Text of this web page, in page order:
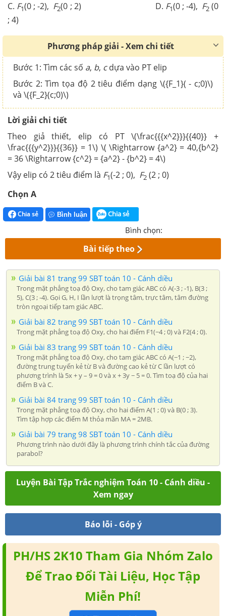
C. F1(0 ; -2), F2(0 ; 2) D. F1(0 ; -4), F2(0
; 4)
Phương pháp giải - Xem chi tiết
Bước 1: Tìm các số a, b, cdựa vào PT elip
Bước 2: Tìm tọa độ 2 tiêu điểm dạng \({F_1}( - c;0)\)
và \({F_2}(c;0)\)
Lời giải chi tiết
Theo giả thiết, elip có PT \(\frac{{{x^2}}}{{40}} +
\frac{{{y^2}}}{{36}} = 1\) \( \Rightarrow {a^2} = 40,{b^2}
= 36 \Rightarrow {c^2} = {a^2} - {b^2} = 4\)
Vậy elip có 2 tiêu điểm là F1(-2 ; 0), F2 (2 ; 0)
Chọn A
Chia sẻ Bình luận Chia sẻ
Bình chọn:
Bài tiếp theo
Giải bài 81 trang 99 SBT toán 10 - Cánh diều
Trong mặt phẳng toạ độ Oxy, cho tam giác ABC có A(-3 ; -1), B(3 ;
5), C(3 ; -4). Gọi G, H, I lần lượt là trọng tâm, trực tâm, tâm đường
tròn ngoại tiếp tam giác ABC.
Giải bài 82 trang 99 SBT toán 10 - Cánh diều
Trong mặt phẳng toạ độ Oxy, cho hai điểm F1(−4 ; 0) và F2(4 ; 0).
Giải bài 83 trang 99 SBT toán 10 - Cánh diều
Trong mặt phẳng toạ độ Oxy, cho tam giác ABC có A(−1 ; −2),
đường trung tuyến kẻ từ B và đường cao kẻ từ C lần lượt có
phương trình là 5x + y – 9 = 0 và x + 3y − 5 = 0. Tìm toạ độ của hai
điểm B và C.
Giải bài 84 trang 99 SBT toán 10 - Cánh diều
Trong mặt phẳng toạ độ Oxy, cho hai điểm A(1 ; 0) và B(0 ; 3).
Tìm tập hợp các điểm M thỏa mãn MA = 2MB.
Giải bài 79 trang 98 SBT toán 10 - Cánh diều
Phương trình nào dưới đây là phương trình chính tắc của đường
parabol?
Luyện Bài Tập Trắc nghiệm Toán 10 - Cánh diều -
Xem ngay
Báo lỗi - Góp ý
PH/HS 2K10 Tham Gia Nhóm Zalo
Để Trao Đổi Tài Liệu, Học Tập
Miễn Phí!